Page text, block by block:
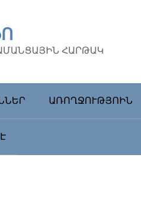
ՀԱՐԹԱԿ
ԱՌՈՂՋՈՒԹՅՈԻՆ